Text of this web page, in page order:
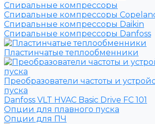
Спиральные компрессоры
Спиральные компрессоры
Спиральные компрессоры Daikin
Спиральные компрессоры Danfoss
Пластинчатые теплообменники
Преобразователи частоты и
пуска
Danfoss VLT HVAC Basic Drive FC 101
Опции для плавного пуска
Опции для ПЧ